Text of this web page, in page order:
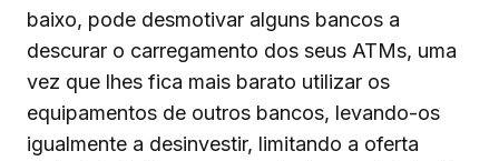
baixo, pode desmotivar alguns bancos a
descurar o carregamento dos seus ATMs, uma
vez que lhes fica mais barato utilizar os
equipamentos de outros bancos, levando-os
igualmente a desinvestir, limitando a oferta